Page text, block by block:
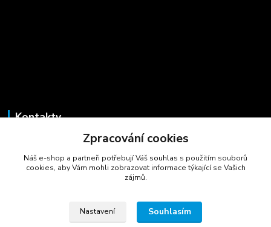
Kontakty
+420 723 725 881
(Po-Pá, 8-16 hod.)
Zpracování cookies
Náš e-shop a partneři potřebují Váš souhlas s použitím souborů
cookies, aby Vám mohli zobrazovat informace týkající se Vašich
zájmů.
Nastavení Souhlasím